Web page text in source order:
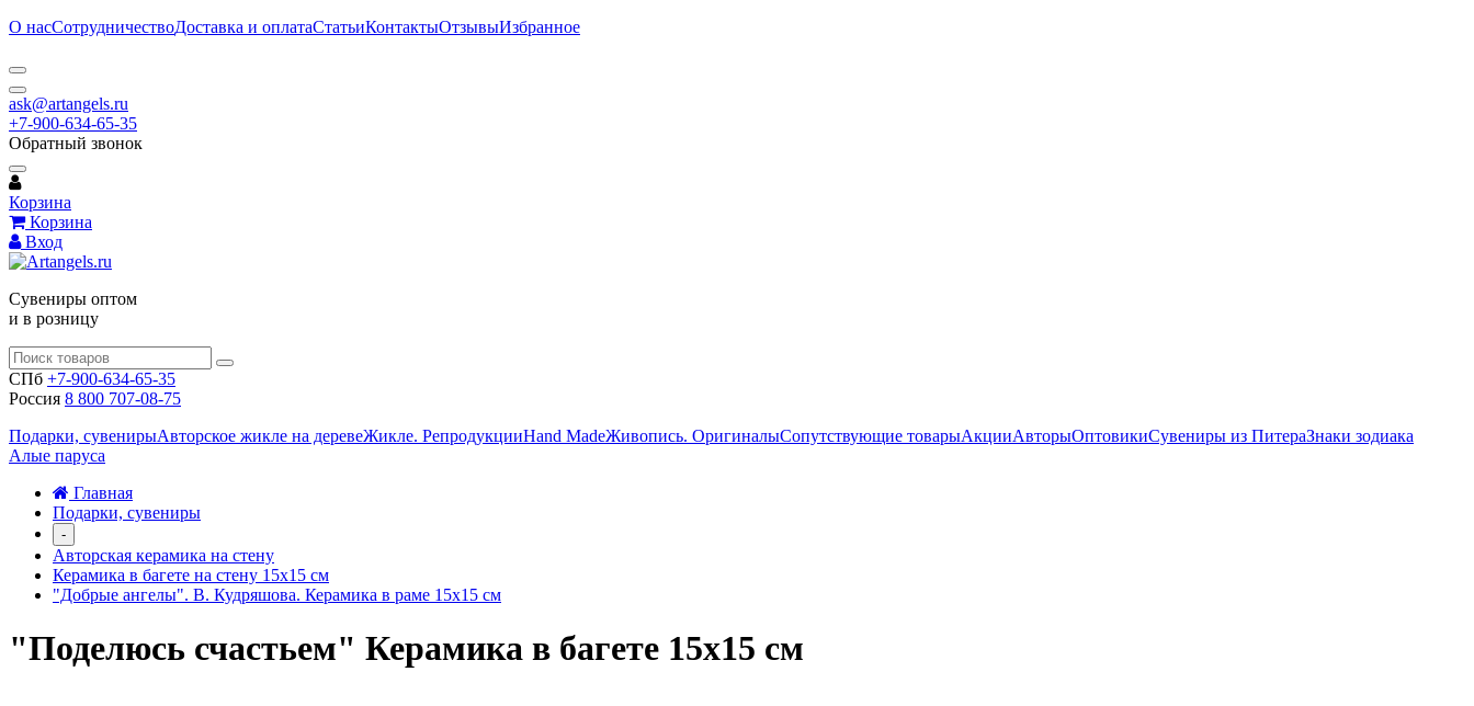
О насСотрудничествоДоставка и оплатаСтатьиКонтактыОтзывыИзбранное
ask@artangels.ru
+7-900-634-65-35
Обратный звонок
Корзина
Корзина
Вход
Сувениры оптом
и в розницу
СПб +7-900-634-65-35
Россия 8 800 707-08-75
Подарки, сувенирыАвторское жикле на деревеЖикле. РепродукцииHand MadeЖивопись. ОригиналыСопутствующие товарыАкцииАвторыОптовикиСувениры из ПитераЗнаки зодиака
Алые паруса
Главная
Подарки, сувениры
-
Авторская керамика на стену
Керамика в багете на стену 15х15 см
"Добрые ангелы". В. Кудряшова. Керамика в раме 15х15 см
"Поделюсь счастьем" Керамика в багете 15х15 см